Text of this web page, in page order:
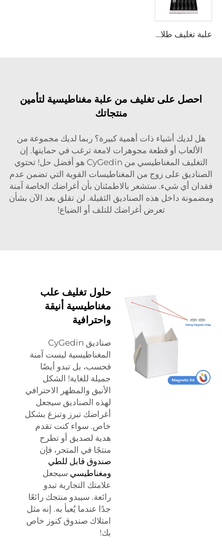
علبة تغليف طلاء الأظافر الفاخرة مع إدراج ساتان وإيفا إغلاق مغناطيسي علبة هدايا ورقية مع شعار فويل ذهبي
على تغليف من علبة مغناطيسية لتأمين
أشياء ذات أهمية كبيرة؟ ربما لديك مجموعة من
أو قطعة مجوهرات لامعة ترغب في حمايتها. إن
التغليف المغناطيسي من CyGedin هو أفضل حل! تحتوي
على زوج من المغناطيسات القوية التي تضمن عدم
شيء. ستشعر بالاطمئنان بأن أغراضك الخاصة آمنة
داخل هذه الصناديق الثقيلة. لن تقلق بعد الآن بشأن
تعرض أغراضك للتلف أو الضياع!
حلول تغليف علب
مغناطيسية أنيقة
واحترافية
صناديق CyGedin
المغناطيسية ليست آمنة
فحسب، بل تبدو أيضًا
جميلة للغاية! الشكل
الأنيق والمظهر الاحترافي
لهذه الصناديق سيجعل
أغراضك تبرز وتبزغ بشكل
خاص. سواء كنت تقدم
هدية لصديق أو تطرح
منتجًا في المتجر، فإن
صندوق قابل للطي
ومغناطيسيسيجعل
علامتك التجارية تبدو
رائعة. سيبدو منتجك رائعًا
جدًا عندما يُعبأ به. إنه مثل
امتلاك صندوق كنوز خاص